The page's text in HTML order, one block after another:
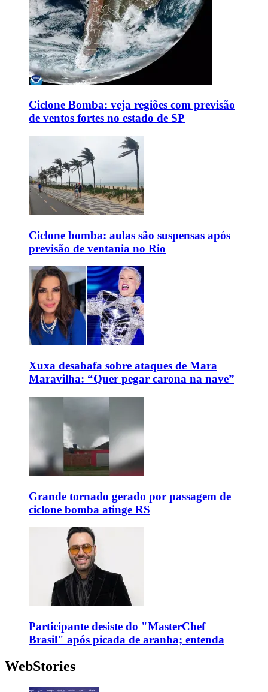
Ciclone Bomba: veja regiões com previsão
de ventos fortes no estado de SP
Ciclone bomba: aulas são suspensas após
previsão de ventania no Rio
Xuxa desabafa sobre ataques de Mara
Maravilha: “Quer pegar carona na nave”
Grande tornado gerado por passagem de
ciclone bomba atinge RS
Participante desiste do "MasterChef
Brasil" após picada de aranha; entenda
WebStories